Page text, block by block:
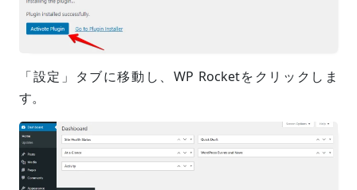
「設定」タブに移動し、WP Rocketをクリックしま
す。